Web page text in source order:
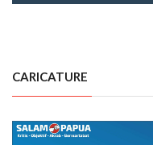
CARICATURE